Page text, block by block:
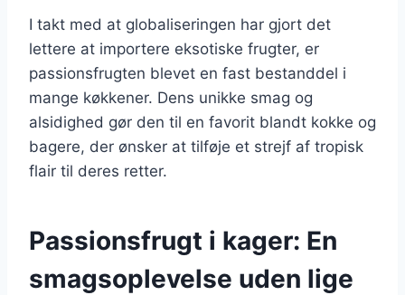
I takt med at globaliseringen har gjort det
lettere at importere eksotiske frugter, er
passionsfrugten blevet en fast bestanddel i
mange køkkener. Dens unikke smag og
alsidighed gør den til en favorit blandt kokke og
bagere, der ønsker at tilføje et strejf af tropisk
flair til deres retter.
Passionsfrugt i kager: En
smagsoplevelse uden lige